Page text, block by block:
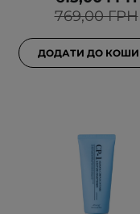
769,00 ГРН
ДОДАТИ ДО